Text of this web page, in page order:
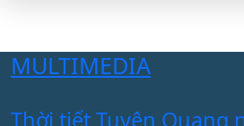
MULTIMEDIA
Thời tiết Tuyên Quang